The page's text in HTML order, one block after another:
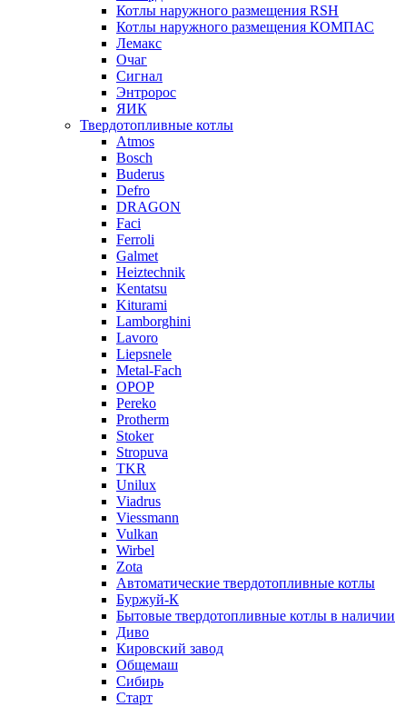
Котлы наружного размещения RSH
Котлы наружного размещения КОМПАС
Лемакс
Очаг
Сигнал
Энтророс
ЯИК
Твердотопливные котлы
Atmos
Bosch
Buderus
Defro
DRAGON
Faci
Ferroli
Galmet
Heiztechnik
Kentatsu
Kiturami
Lamborghini
Lavoro
Liepsnele
Metal-Fach
OPOP
Pereko
Protherm
Stoker
Stropuva
TKR
Unilux
Viadrus
Viessmann
Vulkan
Wirbel
Zota
Автоматические твердотопливные котлы
Буржуй-К
Бытовые твердотопливные котлы в наличии
Диво
Кировский завод
Общемаш
Сибирь
Старт